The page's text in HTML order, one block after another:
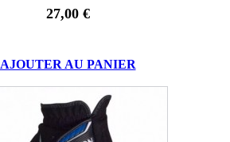
27,00 €
AJOUTER AU PANIER